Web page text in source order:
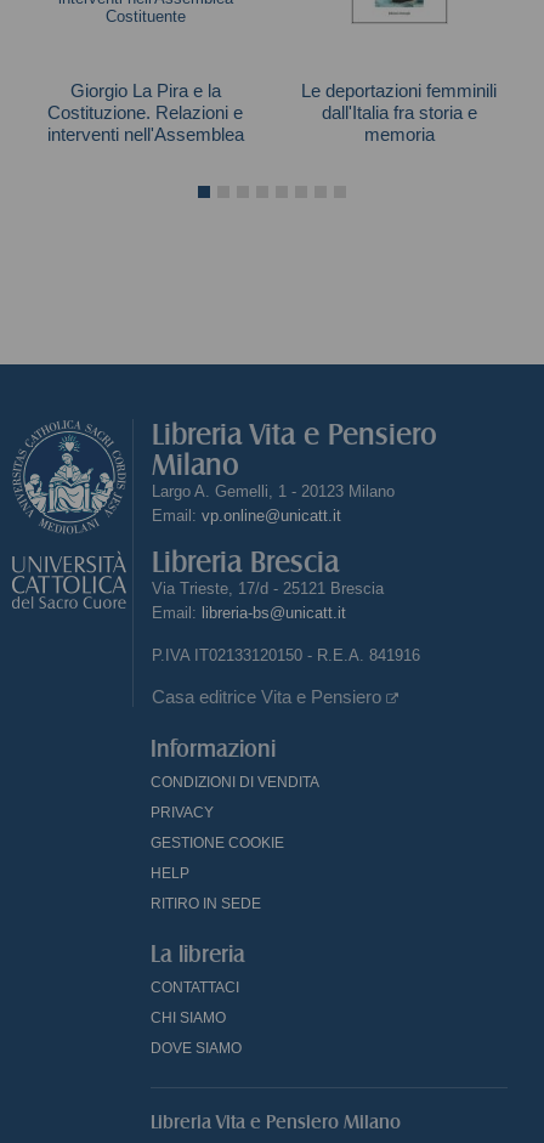
Giorgio La Pira e la
Costituzione. Relazioni e
interventi nell'Assemblea
Le deportazioni femminili
dall'Italia fra storia e
memoria
Libreria Vita e Pensiero
Milano
Largo A. Gemelli, 1 - 20123 Milano
Email: vp.online@unicatt.it
Libreria Brescia
Via Trieste, 17/d - 25121 Brescia
Email: libreria-bs@unicatt.it
P.IVA IT02133120150 - R.E.A. 841916
Casa editrice Vita e Pensiero
Informazioni
CONDIZIONI DI VENDITA
PRIVACY
GESTIONE COOKIE
HELP
RITIRO IN SEDE
La libreria
CONTATTACI
CHI SIAMO
DOVE SIAMO
Libreria Vita e Pensiero Milano